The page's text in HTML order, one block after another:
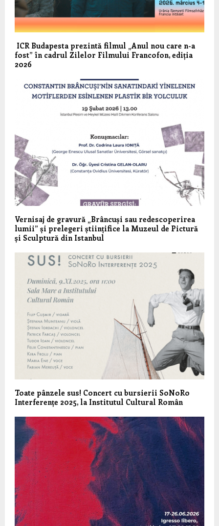
ICR Budapesta prezintă filmul „Anul nou care n-a
fost” în cadrul Zilelor Filmului Francofon, ediția
2026
Vernisaj de gravură „Brâncuși sau redescoperirea
lumii” și prelegeri științifice la Muzeul de Pictură
și Sculptură din Istanbul
Toate pânzele sus! Concert cu bursierii SoNoRo
Interferențe 2025, la Institutul Cultural Român